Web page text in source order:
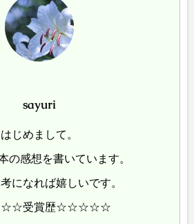
sayuri
はじめまして。
の感想を書いています。
になれば嬉しいです。
受賞歴☆☆☆☆☆